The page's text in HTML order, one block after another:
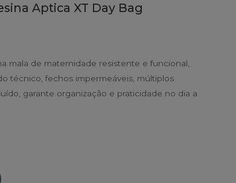
Aptica XT Day Bag
mala de maternidade resistente e funcional,
técnico, fechos impermeáveis, múltiplos
garante organização e praticidade no dia a